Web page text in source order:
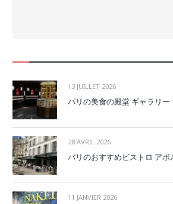
13 JUILLET 2026
パリの美食の殿堂 ギャラリー
28 AVRIL 2026
パリのおすすめビストロ アボ
11 JANVIER 2026